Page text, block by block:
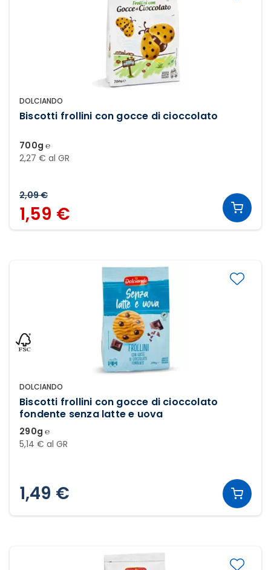
DOLCIANDO
Biscotti frollini con gocce di cioccolato
700g ℮
2,27 € al GR
2,09 €
1,59 €
DOLCIANDO
Biscotti frollini con gocce di cioccolato
fondente senza latte e uova
290g ℮
5,14 € al GR
1,49 €